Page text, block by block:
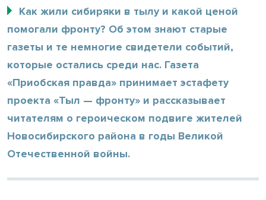
Как жили сибиряки в тылу и какой ценой
помогали фронту? Об этом знают старые
газеты и те немногие свидетели событий,
которые остались среди нас. Газета
«Приобская правда» принимает эстафету
проекта «Тыл — фронту» и рассказывает
читателям о героическом подвиге жителей
Новосибирского района в годы Великой
Отечественной войны.